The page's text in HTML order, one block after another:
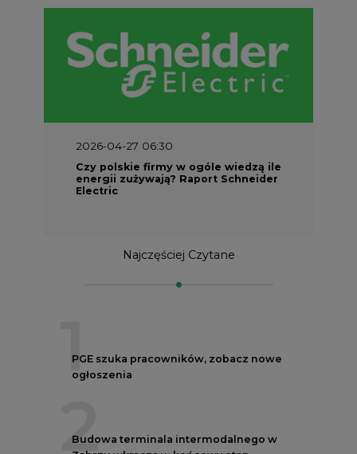
2026-04-27 06:30
Czy polskie firmy w ogóle wiedzą ile
energii zużywają? Raport Schneider
Electric
Najczęściej Czytane
1
PGE szuka pracowników, zobacz nowe
ogłoszenia
2
Budowa terminala intermodalnego w